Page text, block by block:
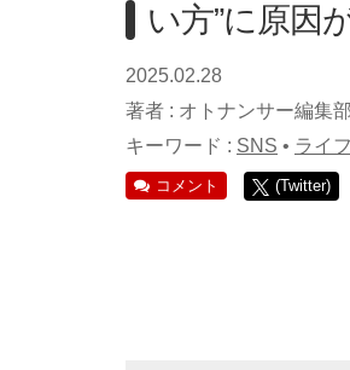
い方”に原因
2025.02.28
著者 : オトナンサー編集部
キーワード : SNS • ライ
コメント (Twitter)